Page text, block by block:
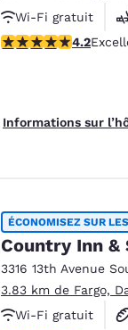
Wi-Fi gratuit
Centre de
4.2 étoiles. 4.2
Informations sur
ÉCONOMISEZ SUR
Country Inn &
3316 13th Avenue
3.83 km de Fargo,
Wi-Fi gratuit